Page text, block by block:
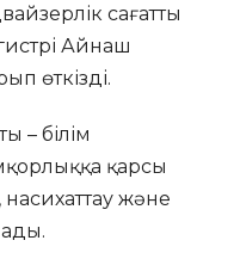
сағатты
Айнаш
өткізді.
– білім
қарсы
және